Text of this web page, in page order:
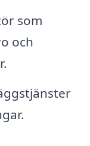
som
och